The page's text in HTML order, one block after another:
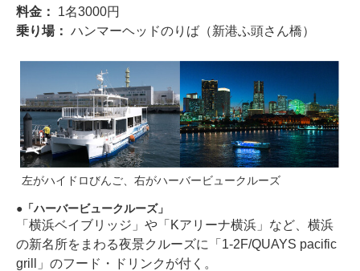
料金： 1名3000円
乗り場： ハンマーヘッドのりば（新港ふ頭さん橋）
左がハイドロびんご、右がハーバービュークルーズ
「ハーバービュークルーズ」
「横浜ベイブリッジ」や「Kアリーナ横浜」など、横浜
の新名所をまわる夜景クルーズに「1-2F/QUAYS pacific
grill」のフード・ドリンクが付く。